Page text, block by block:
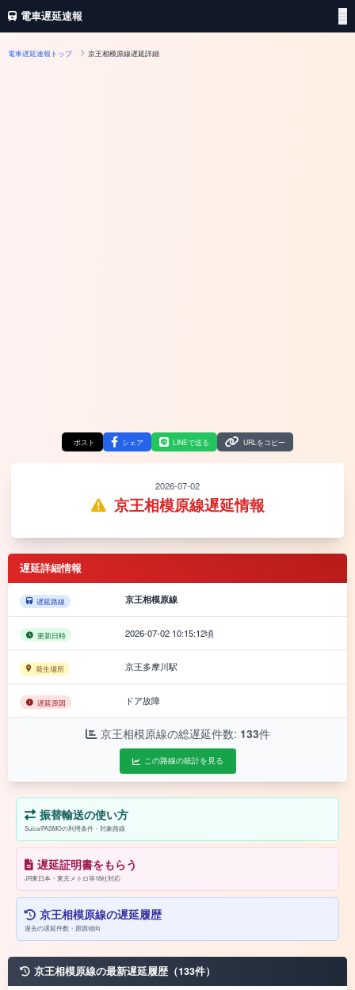
電車遅延速報
電車遅延速報トップ 京王相模原線遅延詳細
ポスト シェア LINEで送る URLをコピー
2026-07-02
京王相模原線遅延情報
遅延詳細情報
遅延路線 京王相模原線
更新日時 2026-07-02 10:15:12頃
発生場所 京王多摩川駅
遅延原因 ドア故障
京王相模原線の総遅延件数: 133件
この路線の統計を見る
振替輸送の使い方
Suica/PASMOの利用条件・対象路線
遅延証明書をもらう
JR東日本・東京メトロ等18社対応
京王相模原線の遅延履歴
過去の遅延件数・原因傾向
京王相模原線の最新遅延履歴（133件）